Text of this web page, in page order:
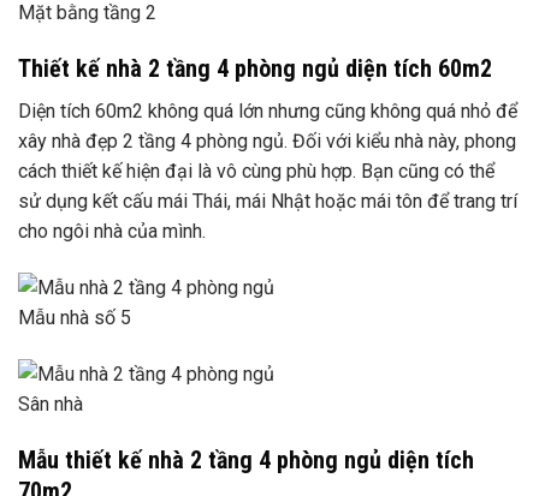
Mặt bằng tầng 2
Thiết kế nhà 2 tầng 4 phòng ngủ diện tích 60m2
Diện tích 60m2 không quá lớn nhưng cũng không quá nhỏ để
xây nhà đẹp 2 tầng 4 phòng ngủ. Đối với kiểu nhà này, phong
cách thiết kế hiện đại là vô cùng phù hợp. Bạn cũng có thể
sử dụng kết cấu mái Thái, mái Nhật hoặc mái tôn để trang trí
cho ngôi nhà của mình.
Mẫu nhà số 5
Sân nhà
Mẫu thiết kế nhà 2 tầng 4 phòng ngủ diện tích